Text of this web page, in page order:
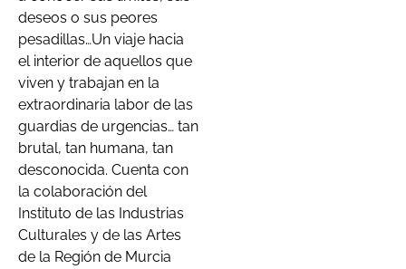
deseos o sus peores
pesadillas…Un viaje hacia
el interior de aquellos que
viven y trabajan en la
extraordinaria labor de las
guardias de urgencias… tan
brutal, tan humana, tan
desconocida. Cuenta con
la colaboración del
Instituto de las Industrias
Culturales y de las Artes
de la Región de Murcia